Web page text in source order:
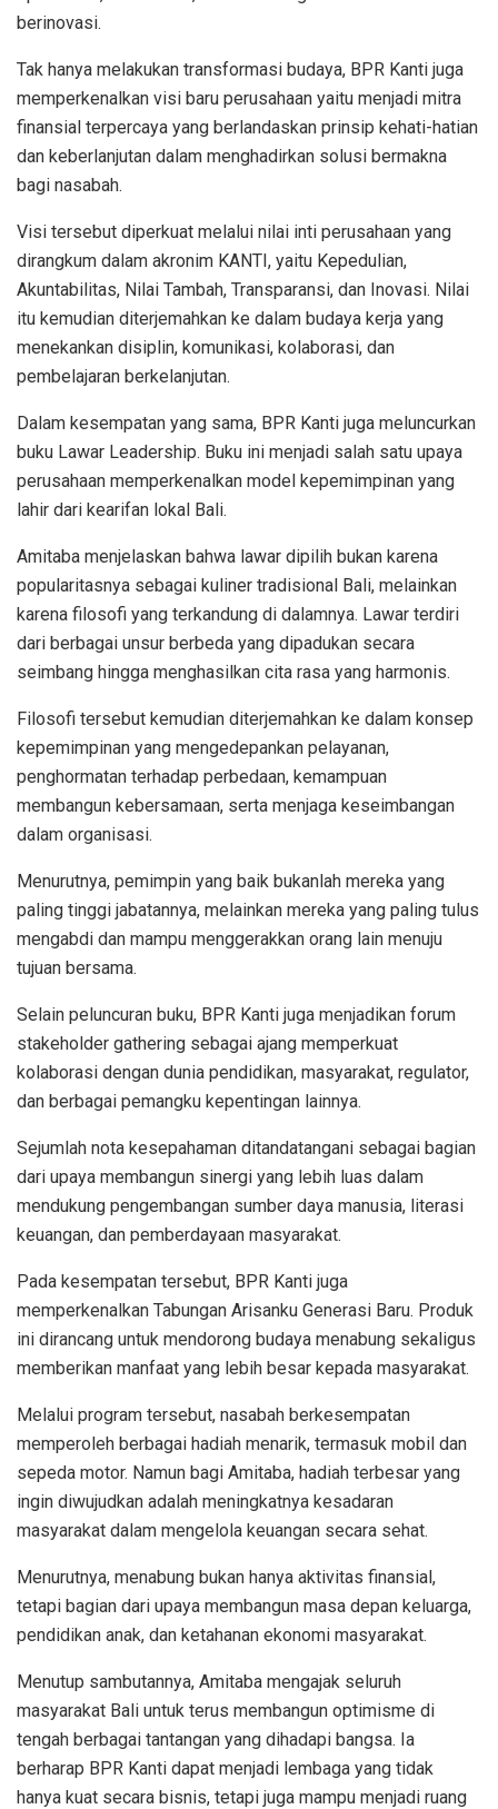
berinovasi.
Tak hanya melakukan transformasi budaya, BPR Kanti juga
memperkenalkan visi baru perusahaan yaitu menjadi mitra
finansial terpercaya yang berlandaskan prinsip kehati-hatian
dan keberlanjutan dalam menghadirkan solusi bermakna
bagi nasabah.
Visi tersebut diperkuat melalui nilai inti perusahaan yang
dirangkum dalam akronim KANTI, yaitu Kepedulian,
Akuntabilitas, Nilai Tambah, Transparansi, dan Inovasi. Nilai
itu kemudian diterjemahkan ke dalam budaya kerja yang
menekankan disiplin, komunikasi, kolaborasi, dan
pembelajaran berkelanjutan.
Dalam kesempatan yang sama, BPR Kanti juga meluncurkan
buku Lawar Leadership. Buku ini menjadi salah satu upaya
perusahaan memperkenalkan model kepemimpinan yang
lahir dari kearifan lokal Bali.
Amitaba menjelaskan bahwa lawar dipilih bukan karena
popularitasnya sebagai kuliner tradisional Bali, melainkan
karena filosofi yang terkandung di dalamnya. Lawar terdiri
dari berbagai unsur berbeda yang dipadukan secara
seimbang hingga menghasilkan cita rasa yang harmonis.
Filosofi tersebut kemudian diterjemahkan ke dalam konsep
kepemimpinan yang mengedepankan pelayanan,
penghormatan terhadap perbedaan, kemampuan
membangun kebersamaan, serta menjaga keseimbangan
dalam organisasi.
Menurutnya, pemimpin yang baik bukanlah mereka yang
paling tinggi jabatannya, melainkan mereka yang paling tulus
mengabdi dan mampu menggerakkan orang lain menuju
tujuan bersama.
Selain peluncuran buku, BPR Kanti juga menjadikan forum
stakeholder gathering sebagai ajang memperkuat
kolaborasi dengan dunia pendidikan, masyarakat, regulator,
dan berbagai pemangku kepentingan lainnya.
Sejumlah nota kesepahaman ditandatangani sebagai bagian
dari upaya membangun sinergi yang lebih luas dalam
mendukung pengembangan sumber daya manusia, literasi
keuangan, dan pemberdayaan masyarakat.
Pada kesempatan tersebut, BPR Kanti juga
memperkenalkan Tabungan Arisanku Generasi Baru. Produk
ini dirancang untuk mendorong budaya menabung sekaligus
memberikan manfaat yang lebih besar kepada masyarakat.
Melalui program tersebut, nasabah berkesempatan
memperoleh berbagai hadiah menarik, termasuk mobil dan
sepeda motor. Namun bagi Amitaba, hadiah terbesar yang
ingin diwujudkan adalah meningkatnya kesadaran
masyarakat dalam mengelola keuangan secara sehat.
Menurutnya, menabung bukan hanya aktivitas finansial,
tetapi bagian dari upaya membangun masa depan keluarga,
pendidikan anak, dan ketahanan ekonomi masyarakat.
Menutup sambutannya, Amitaba mengajak seluruh
masyarakat Bali untuk terus membangun optimisme di
tengah berbagai tantangan yang dihadapi bangsa. Ia
berharap BPR Kanti dapat menjadi lembaga yang tidak
hanya kuat secara bisnis, tetapi juga mampu menjadi ruang